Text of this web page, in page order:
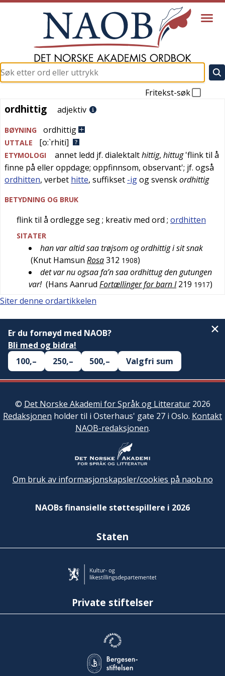
Fritekst-søk
ordhittig
ordhittig adjektiv
BØYNING ordhittig
UTTALE [o:`rhiti]
ETYMOLOGI annet ledd jf. dialektalthittig, hittug'flink til å
finne på eller oppdage; oppfinnsom, observant'; jf. også
ordhitten, verbet hitte, suffikset -igogsvenskordhittig
BETYDNING OG BRUK
flink til å ordlegge seg; kreativ med ord ; ordhitten
SITATER
han var altid saa trøjsom og ordhittig i sit snak
(Knut Hamsun Rosa312 1908)
det var nu ogsaa fa’n saa ordhittug den gutungen
var! (Hans Aanrud Fortællinger for barn I 219 1917)
Siter denne ordartikkelen
Er du fornøyd med NAOB?
Bli med og bidra!
100,–
250,– 500,– Valgfri sum
© Det Norske Akademi for Språk og Litteratur2026
Redaksjonen holder til i Osterhaus' gate 27 i Oslo. Kontakt
NAOB-redaksjonen.
Om bruk av informasjonskapsler/cookies på naob.no
NAOBs finansielle støttespillere i 2026
Staten
Private stiftelser